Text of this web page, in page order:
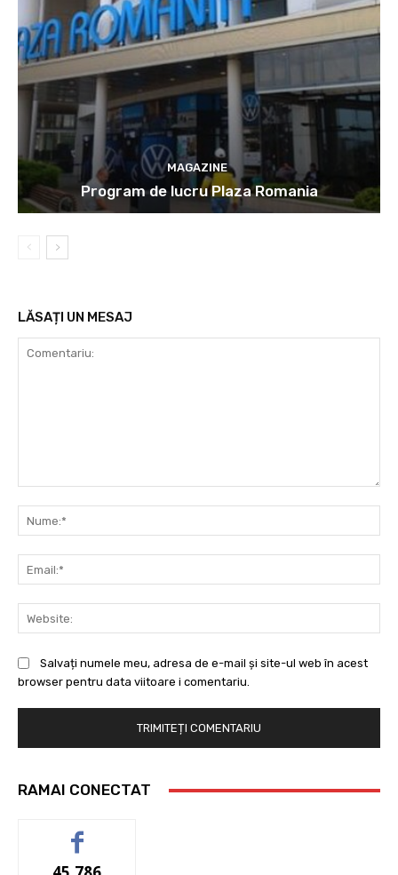
MAGAZINE
Program de lucru Plaza Romania
LĂSAȚI UN MESAJ
Salvați numele meu, adresa de e-mail și site-ul web în acest
browser pentru data viitoare i comentariu.
RAMAI CONECTAT